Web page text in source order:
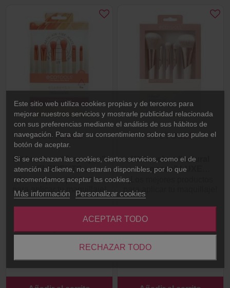
ECOTOOLS
Kit brochas “fiery eyes”
ELEMENTS
COLLECTION de
¡Los mejores productos
para aplicar tu maquillaje!
ECOTOOLS
Kit brochas “natural
elegance” LUXE
¡Los mejores productos
para aplicar tu maquillaje!
Este sitio web utiliza cookies propias y de terceros para
mejorar nuestros servicios y mostrarle publicidad relacionada
con sus preferencias mediante el análisis de sus hábitos de
navegación. Para dar su consentimiento sobre su uso pulse el
botón de aceptar.
Si se rechazan las cookies, ciertos servicios, como el de
atención al cliente, no estarán disponibles, por lo que
recomendamos aceptar las cookies.
Más información Personalizar cookies
RECHAZAR TODO
ACEPTAR TODO